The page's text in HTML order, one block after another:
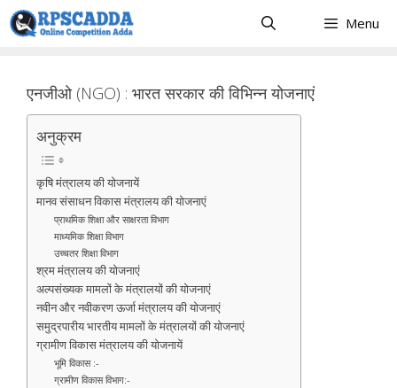
Skip
to
Menu
एनजीओ (NGO) : भारत सरकार की विभिन्न योजनाएं
अनुक्रम
कृषि मंत्रालय की योजनायें
मानव संसाधन विकास मंत्रालय की योजनाएं
प्राथमिक शिक्षा और साक्षरता विभाग
माध्यमिक शिक्षा विभाग
उच्चतर शिक्षा विभाग
श्रम मंत्रालय की योजनाएं
अल्पसंख्यक मामलों के मंत्रालयों की योजनाएं
नवीन और नवीकरण ऊर्जा मंत्रालय की योजनाएं
समुद्रपारीय भारतीय मामलों के मंत्रालयों की योजनाएं
ग्रामीण विकास मंत्रालय की योजनायें
भूमि विकास :-
ग्रामीण विकास विभाग:-